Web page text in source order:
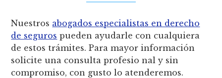
Nuestros abogados especialistas en derecho
de seguros pueden ayudarle con cualquiera
de estos trámites. Para mayor información
solicite una consulta profesio nal y sin
compromiso, con gusto lo atenderemos.